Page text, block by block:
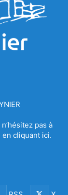
pas à
cliquant ici.